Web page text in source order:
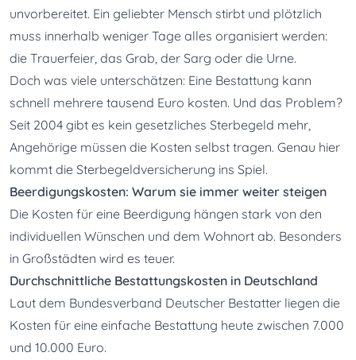
unvorbereitet. Ein geliebter Mensch stirbt und plötzlich
muss innerhalb weniger Tage alles organisiert werden:
die Trauerfeier, das Grab, der Sarg oder die Urne.
Doch was viele unterschätzen: Eine Bestattung kann
schnell mehrere tausend Euro kosten. Und das Problem?
Seit 2004 gibt es kein gesetzliches Sterbegeld mehr,
Angehörige müssen die Kosten selbst tragen. Genau hier
kommt die Sterbegeldversicherung ins Spiel.
Beerdigungskosten: Warum sie immer weiter steigen
Die Kosten für eine Beerdigung hängen stark von den
individuellen Wünschen und dem Wohnort ab. Besonders
in Großstädten wird es teuer.
Durchschnittliche Bestattungskosten in Deutschland
Laut dem Bundesverband Deutscher Bestatter liegen die
Kosten für eine einfache Bestattung heute zwischen 7.000
und 10.000 Euro.